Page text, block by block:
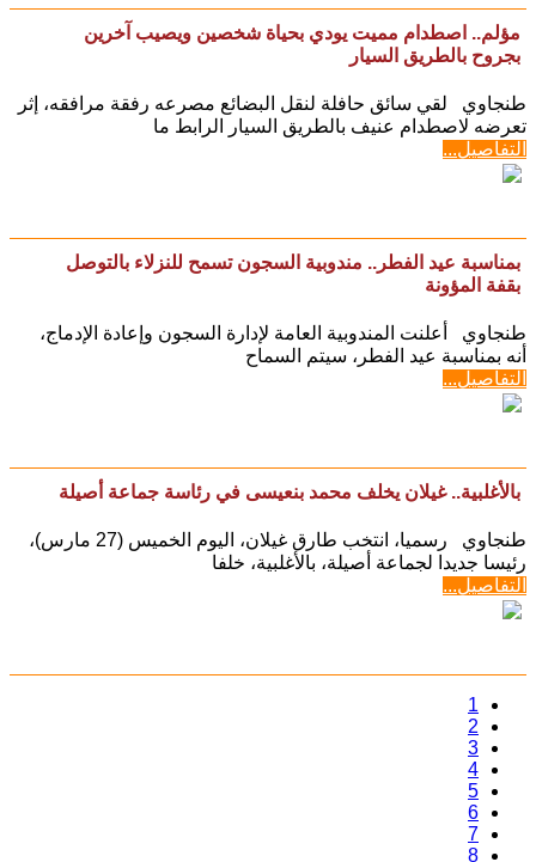
مؤلم.. اصطدام مميت يودي بحياة شخصين ويصيب آخرين
بجروح بالطريق السيار
طنجاوي لقي سائق حافلة لنقل البضائع مصرعه رفقة مرافقه، إثر
تعرضه لاصطدام عنيف بالطريق السيار الرابط ما
التفاصيل...
بمناسبة عيد الفطر.. مندوبية السجون تسمح للنزلاء بالتوصل
بقفة المؤونة
طنجاوي أعلنت المندوبية العامة لإدارة السجون وإعادة الإدماج،
أنه بمناسبة عيد الفطر، سيتم السماح
التفاصيل...
بالأغلبية.. غيلان يخلف محمد بنعيسى في رئاسة جماعة أصيلة
طنجاوي رسميا، انتخب طارق غيلان، اليوم الخميس (27 مارس)،
رئيسا جديدا لجماعة أصيلة، بالأغلبية، خلفا
التفاصيل...
1
2
3
4
5
6
7
8